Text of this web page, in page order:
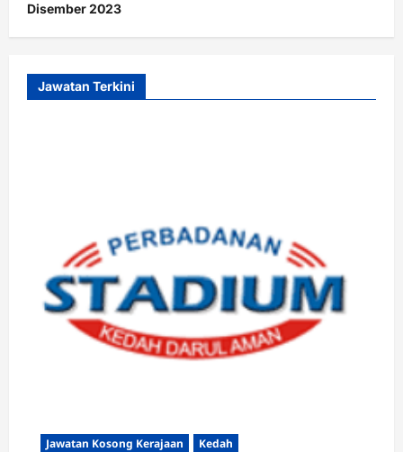
Disember 2023
Jawatan Terkini
Jawatan Kosong Kerajaan Kedah